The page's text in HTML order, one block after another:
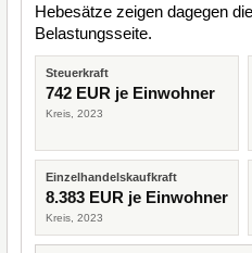
Hebesätze zeigen dagegen
Belastungsseite.
Steuerkraft
742 EUR je Einwohner
Kreis, 2023
Einzelhandelskaufkraft
8.383 EUR je Einwohner
Kreis, 2023